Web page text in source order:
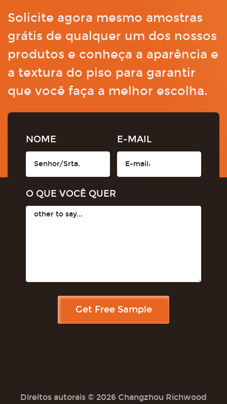
Solicite agora mesmo amostras
grátis de qualquer um dos nossos
produtos e conheça a aparência e
a textura do piso para garantir
que você faça a melhor escolha.
NOME E-MAIL
O QUE VOCÊ QUER
Direitos autorais © 2026 Changzhou Richwood